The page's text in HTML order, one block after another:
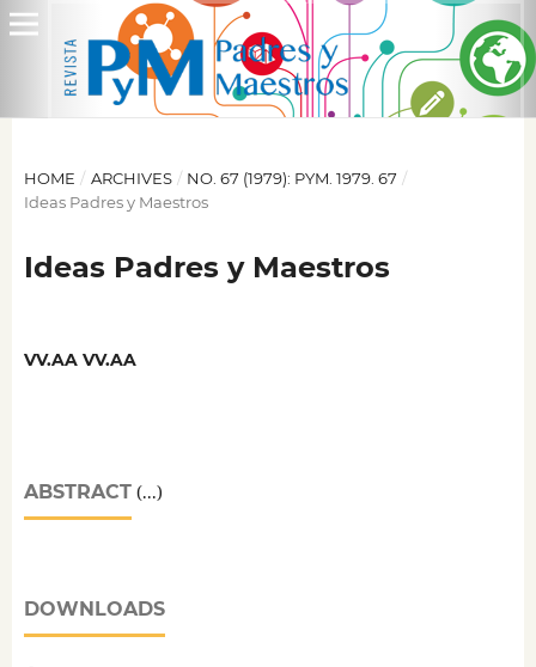
HOME / ARCHIVES / NO. 67 (1979): PYM. 1979. 67 /
Ideas Padres y Maestros
Ideas Padres y Maestros
VV.AA VV.AA
ABSTRACT(...)
DOWNLOADS